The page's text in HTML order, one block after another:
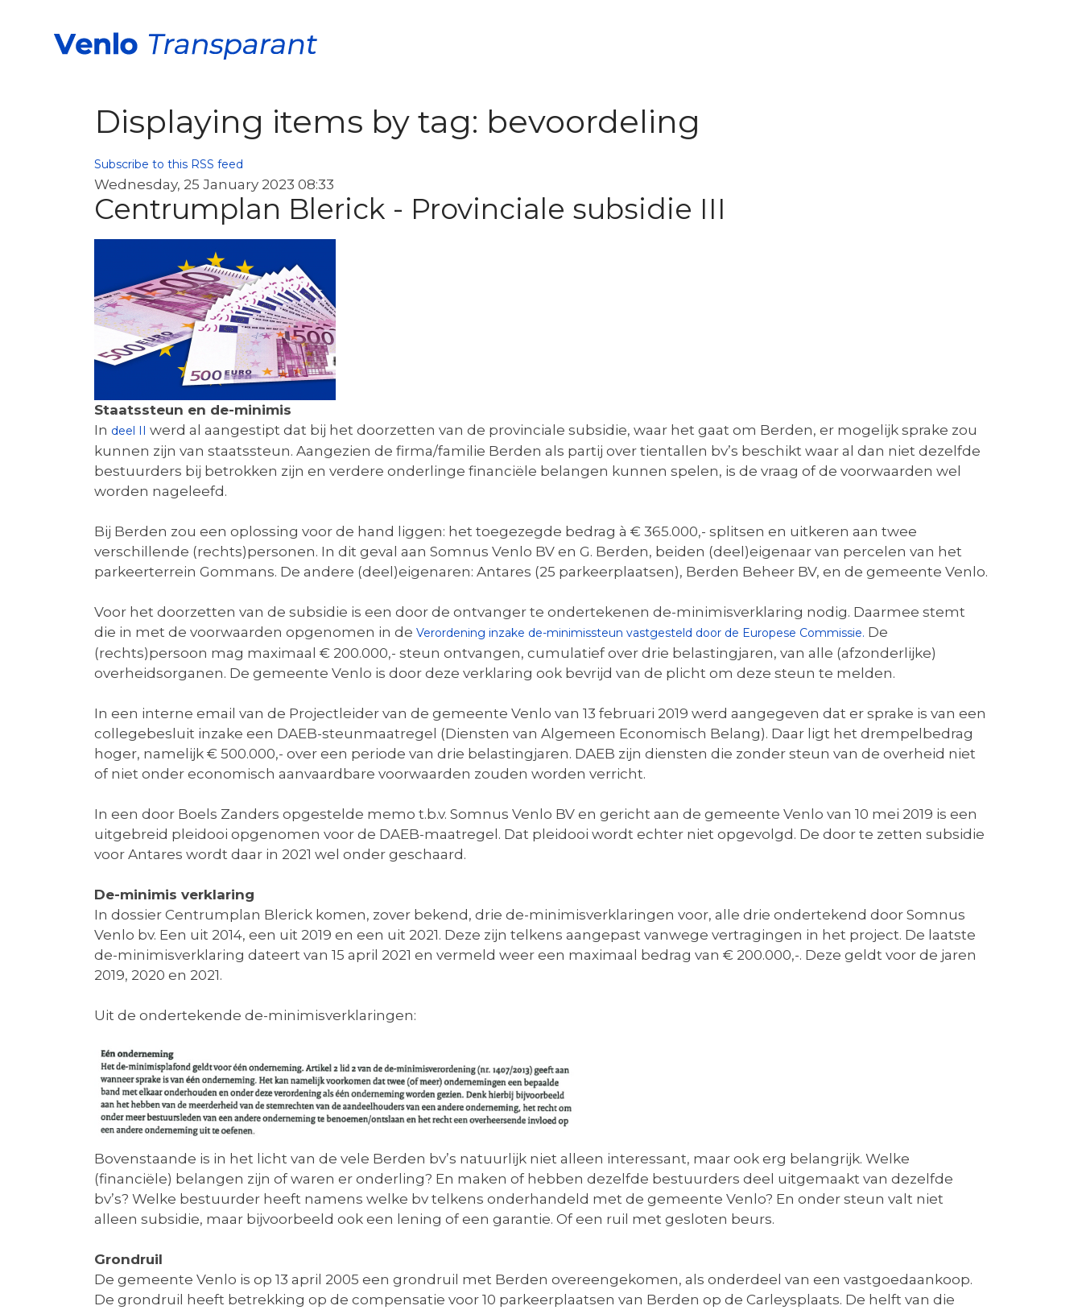
Displaying items by tag: bevoordeling
Subscribe to this RSS feed
Wednesday, 25 January 2023 08:33
Centrumplan Blerick - Provinciale subsidie III
Staatssteun en de-minimis
In deel II werd al aangestipt dat bij het doorzetten van de provinciale subsidie, waar het gaat om Berden, er mogelijk sprake zou
kunnen zijn van staatssteun. Aangezien de firma/familie Berden als partij over tientallen bv’s beschikt waar al dan niet dezelfde
bestuurders bij betrokken zijn en verdere onderlinge financiële belangen kunnen spelen, is de vraag of de voorwaarden wel
worden nageleefd.
Bij Berden zou een oplossing voor de hand liggen: het toegezegde bedrag à € 365.000,- splitsen en uitkeren aan twee
verschillende (rechts)personen. In dit geval aan Somnus Venlo BV en G. Berden, beiden (deel)eigenaar van percelen van het
parkeerterrein Gommans. De andere (deel)eigenaren: Antares (25 parkeerplaatsen), Berden Beheer BV, en de gemeente Venlo.
Voor het doorzetten van de subsidie is een door de ontvanger te ondertekenen de-minimisverklaring nodig. Daarmee stemt
die in met de voorwaarden opgenomen in de Verordening inzake de-minimissteun vastgesteld door de Europese Commissie. De
(rechts)persoon mag maximaal € 200.000,- steun ontvangen, cumulatief over drie belastingjaren, van alle (afzonderlijke)
overheidsorganen. De gemeente Venlo is door deze verklaring ook bevrijd van de plicht om deze steun te melden.
In een interne email van de Projectleider van de gemeente Venlo van 13 februari 2019 werd aangegeven dat er sprake is van een
collegebesluit inzake een DAEB-steunmaatregel (Diensten van Algemeen Economisch Belang). Daar ligt het drempelbedrag
hoger, namelijk € 500.000,- over een periode van drie belastingjaren. DAEB zijn diensten die zonder steun van de overheid niet
of niet onder economisch aanvaardbare voorwaarden zouden worden verricht.
In een door Boels Zanders opgestelde memo t.b.v. Somnus Venlo BV en gericht aan de gemeente Venlo van 10 mei 2019 is een
uitgebreid pleidooi opgenomen voor de DAEB-maatregel. Dat pleidooi wordt echter niet opgevolgd. De door te zetten subsidie
voor Antares wordt daar in 2021 wel onder geschaard.
De-minimis verklaring
In dossier Centrumplan Blerick komen, zover bekend, drie de-minimisverklaringen voor, alle drie ondertekend door Somnus
Venlo bv. Een uit 2014, een uit 2019 en een uit 2021. Deze zijn telkens aangepast vanwege vertragingen in het project. De laatste
de-minimisverklaring dateert van 15 april 2021 en vermeld weer een maximaal bedrag van € 200.000,-. Deze geldt voor de jaren
2019, 2020 en 2021.
Uit de ondertekende de-minimisverklaringen:
Bovenstaande is in het licht van de vele Berden bv’s natuurlijk niet alleen interessant, maar ook erg belangrijk. Welke
(financiële) belangen zijn of waren er onderling? En maken of hebben dezelfde bestuurders deel uitgemaakt van dezelfde
bv’s? Welke bestuurder heeft namens welke bv telkens onderhandeld met de gemeente Venlo? En onder steun valt niet
alleen subsidie, maar bijvoorbeeld ook een lening of een garantie. Of een ruil met gesloten beurs.
Grondruil
De gemeente Venlo is op 13 april 2005 een grondruil met Berden overeengekomen, als onderdeel van een vastgoedaankoop.
De grondruil heeft betrekking op de compensatie voor 10 parkeerplaatsen van Berden op de Carleysplaats. De helft van die